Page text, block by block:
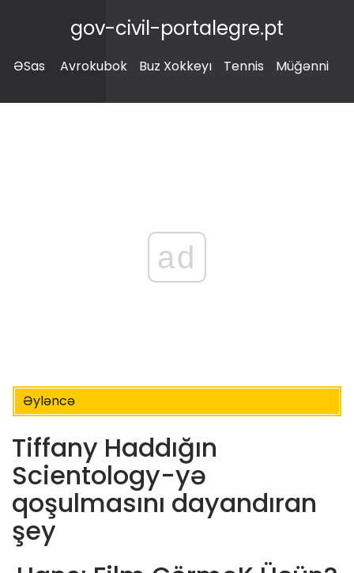
gov-civil-portalegre.pt
ƏSas Avrokubok Buz Xokkeyı Tennis Müğənni
ad
Əyləncə
Tiffany Haddığın
Scientology-yə
qoşulmasını dayandıran
şey